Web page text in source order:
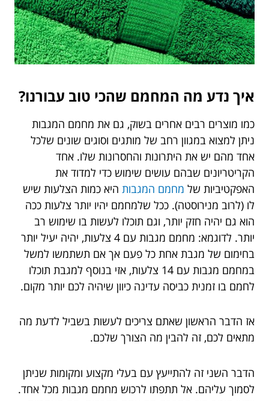
איך נדע מה המחמם שהכי טוב עבורנו?
כמו מוצרים רבים אחרים בשוק, גם את מחמם המגבות
ניתן למצוא במגוון רחב של מותגים וסוגים שונים שלכל
אחד מהם יש את היתרונות והחסרונות שלו. אחד
הקריטריונים שבהם עושים שימוש כדי למדוד את
האפקטיביות של מחמם המגבות היא כמות הצלעות שיש
לו (לרוב מנירוסטה). ככל שלמחמם יהיו יותר צלעות ככה
הוא גם יהיה חזק יותר, וגם תוכלו לעשות בו שימוש רב
יותר. לדוגמא: מחמם מגבות עם 4 צלעות, יהיה יעיל יותר
בחימום של מגבת אחת כל פעם אך אם תשתמשו למשל
במחמם מגבות עם 14 צלעות, אזי בנוסף למגבת תוכלו
לחמם בו זמנית כביסה עדינה כיוון שיהיה לכם יותר מקום.
אז הדבר הראשון שאתם צריכים לעשות בשביל לדעת מה
מתאים לכם, זה להבין מה הצורך שלכם.
הדבר השני זה להתייעץ עם בעלי מקצוע ומקומות שניתן
לסמוך עליהם. אל תתפתו לרכוש מחמם מגבות מכל אחד.